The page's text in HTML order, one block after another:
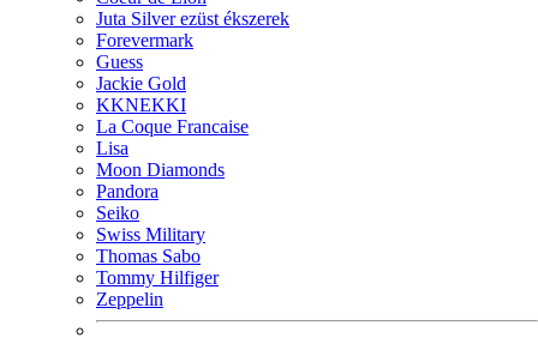
Juta Silver ezüst ékszerek
Forevermark
Guess
Jackie Gold
KKNEKKI
La Coque Francaise
Lisa
Moon Diamonds
Pandora
Seiko
Swiss Military
Thomas Sabo
Tommy Hilfiger
Zeppelin